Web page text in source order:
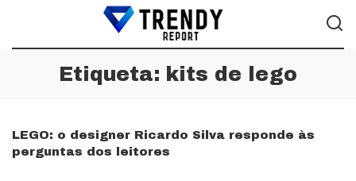
Etiqueta: kits de lego
LEGO: o designer Ricardo Silva responde às
perguntas dos leitores